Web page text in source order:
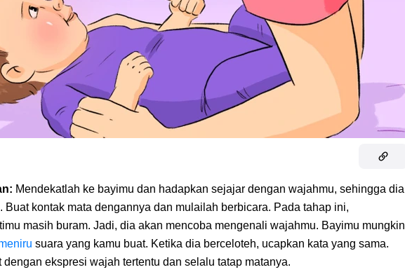
Mendekatlah ke bayimu dan hadapkan sejajar dengan wajahmu, sehingga dia
Buat kontak mata dengannya dan mulailah berbicara. Pada tahap ini,
masih buram. Jadi, dia akan mencoba mengenali wajahmu. Bayimu mungkin
suara yang kamu buat. Ketika dia berceloteh, ucapkan kata yang sama.
dengan ekspresi wajah tertentu dan selalu tatap matanya.